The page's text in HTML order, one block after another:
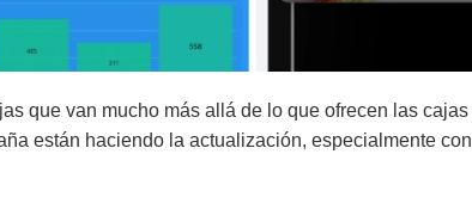
que van mucho más allá de lo que ofrecen las cajas
están haciendo la actualización, especialmente con